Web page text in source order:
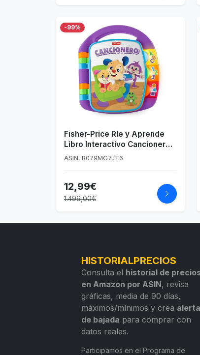
-99%
Fisher-Price Ríe y Aprende
Libro Interactivo Cancionero
para Bebés +6 Meses
ASIN: B079MG7JT6
12,99€
1.499,00€
HISTORIALPRECIOS
Consulta el historial de
en Amazon por ASIN, revisa
gráficas, media de 90 días,
máximos/mínimos y crea
de bajada para comprar con
datos reales.
Participamos en el Programa de